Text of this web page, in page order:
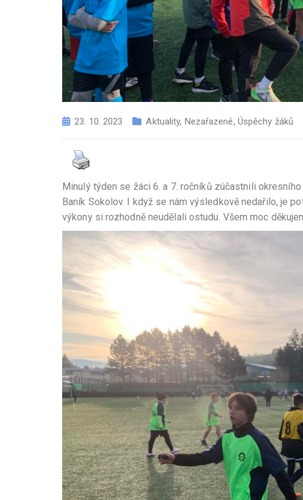
23. 10. 2023 Aktuality, Nezařazené, Úspěchy žáků
Minulý týden se žáci 6. a 7. ročníků zúčastnili
Baník Sokolov. I když se nám výsledkově nedařilo, je
výkony si rozhodně neudělali ostudu. Všem moc